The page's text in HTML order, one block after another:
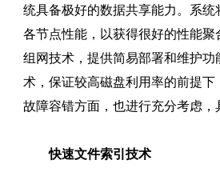
统具备极好的数据共享能力。系
各节点性能，以获得很好的性能
组网技术，提供简易部署和维护
术，保证较高磁盘利用率的前提
故障容错方面，也进行充分考虑
快速文件索引技术